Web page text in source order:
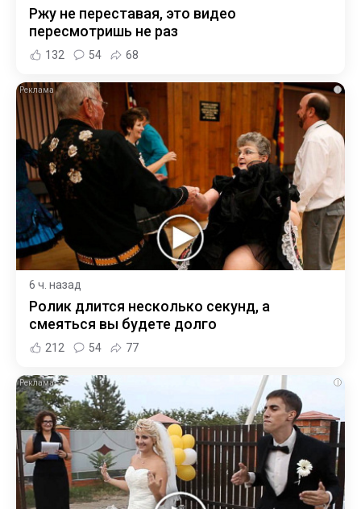
Ржу не переставая, это видео
пересмотришь не раз
132 54 68
i
6 ч. назад
Ролик длится несколько секунд, а
смеяться вы будете долго
212 54 77
i